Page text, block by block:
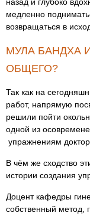
медленно
возвращаться в
МУЛА БАНДХА
ОБЩЕГО?
Так как на
работ, напрямую
решили пойти
одной из
упражнениям
В чём же сходство
истории создания
Доцент кафедры
собственный метод,